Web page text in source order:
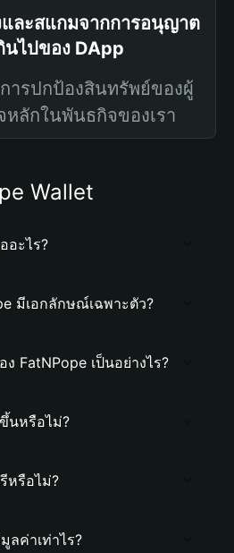
และสแกมจากการอนุญาต
นไปของ DApp
ารปกป้องสินทรัพย์ของผู้
หลักในพันธกิจของเรา
Wallet
อะไร?
มีเอกลักษณ์เฉพาะตัว?
FatNPope เป็นอย่างไร?
นหรือไม่?
หรือไม่?
ลค่าเท่าไร?